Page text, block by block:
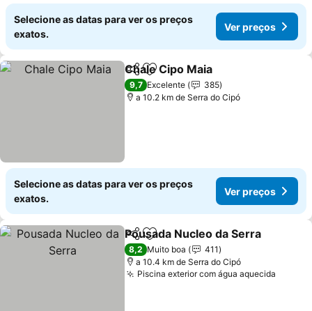
Selecione as datas para ver os preços
exatos.
Ver preços
PartilharAdicionar aos favoritos
Chale Cipo Maia
9,7 Excelente
385
a 10.2 km de Serra do Cipó
Selecione as datas para ver os preços
exatos.
Ver preços
PartilharAdicionar aos favoritos
Pousada Nucleo da Serra
8,2 Muito boa
411
a 10.4 km de Serra do Cipó
Piscina exterior com água aquecida